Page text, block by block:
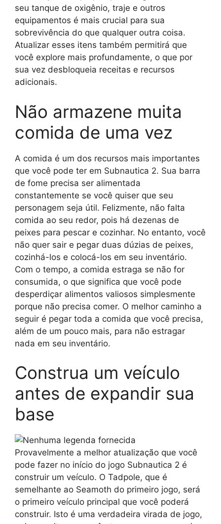
seu tanque de oxigênio, traje e outros
equipamentos é mais crucial para sua
sobrevivência do que qualquer outra coisa.
Atualizar esses itens também permitirá que
você explore mais profundamente, o que por
sua vez desbloqueia receitas e recursos
adicionais.
Não armazene muita
comida de uma vez
A comida é um dos recursos mais importantes
que você pode ter em Subnautica 2. Sua barra
de fome precisa ser alimentada
constantemente se você quiser que seu
personagem seja útil. Felizmente, não falta
comida ao seu redor, pois há dezenas de
peixes para pescar e cozinhar. No entanto, você
não quer sair e pegar duas dúzias de peixes,
cozinhá-los e colocá-los em seu inventário.
Com o tempo, a comida estraga se não for
consumida, o que significa que você pode
desperdiçar alimentos valiosos simplesmente
porque não precisa comer. O melhor caminho a
seguir é pegar toda a comida que você precisa,
além de um pouco mais, para não estragar
nada em seu inventário.
Construa um veículo
antes de expandir sua
base
Provavelmente a melhor atualização que você
pode fazer no início do jogo Subnautica 2 é
construir um veículo. O Tadpole, que é
semelhante ao Seamoth do primeiro jogo, será
o primeiro veículo principal que você poderá
construir. Isto é uma verdadeira virada de jogo,